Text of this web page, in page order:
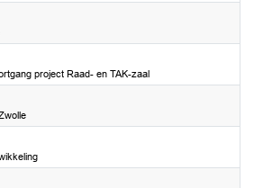
project Raad- en TAK-zaal